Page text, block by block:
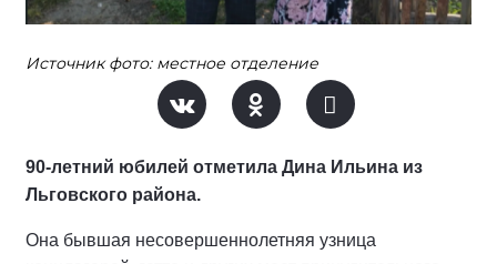
Источник фото: местное отделение
90-летний юбилей отметила Дина Ильина из
Льговского района.
Она бывшая несовершеннолетняя узница